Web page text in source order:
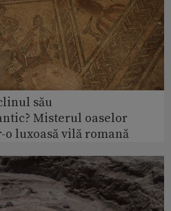
său
Misterul oaselor
luxoasă vilă romană